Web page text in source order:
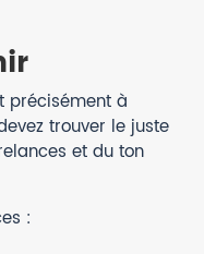
précisément à
trouver le juste
et du ton
: